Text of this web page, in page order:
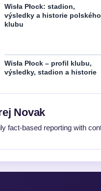
Wisła Płock: stadion,
výsledky a historie polského
klubu
Wisła Płock – profil klubu,
výsledky, stadion a historie
Novak
fact-based reporting with